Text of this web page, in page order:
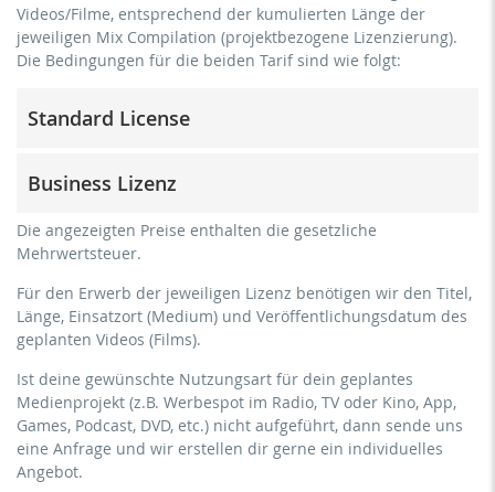
Videos/Filme, entsprechend der kumulierten Länge der
jeweiligen Mix Compilation (projektbezogene Lizenzierung).
Die Bedingungen für die beiden Tarif sind wie folgt:
Standard License
Personen
Eigenmarketing
innerhalb eines kostenpflichtigen Präventionskurses oder
eines Abonnement-Dienstes)
Streaming/Ausstrahlung über soziale Plattformen
Twitch, etc. + eigene Website
keine Sublizenzierung des Videos (Film)
keine mechanische Vervielfältigung
Download der Titel zur Verwendung
Business Lizenz
für Freiberufler und physische Unternehmen
(Fitnessstudios, Sport Vereine, etc.)
Eigenmarketing
direktes Geldverdienen mit dem Projekt (z.B. innerhalb
eines kostenpflichtigen Präventionskurses oder eines
Abonnement-Dienstes)
Streaming/Ausstrahlung über soziale Plattformen
einschließlich: Facebook, YouTube, Instagram, Zoom,
Twitch, etc. + gewerbliche Website
Sublizenzierung des Videos (Film)
Die angezeigten Preise enthalten die gesetzliche
Mehrwertsteuer.
Für den Erwerb der jeweiligen Lizenz benötigen wir den Titel,
Länge, Einsatzort (Medium) und Veröffentlichungsdatum des
geplanten Videos (Films).
Ist deine gewünschte Nutzungsart für dein geplantes
Medienprojekt (z.B. Werbespot im Radio, TV oder Kino, App,
Games, Podcast, DVD, etc.) nicht aufgeführt, dann sende uns
eine Anfrage und wir erstellen dir gerne ein individuelles
Angebot.